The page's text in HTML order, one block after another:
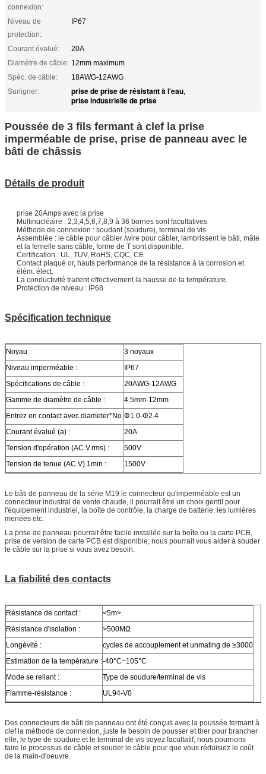
connexion:
Niveau de
protection:
IP67
Courant évalué:
20A
Diamètre de câble: 12mm maximum
Spéc. de câble:
18AWG-12AWG
Surligner:
prise de prise de résistant à l'eau,
prise industrielle de prise
Poussée de 3 fils fermant à clef la prise
imperméable de prise, prise de panneau avec le
bâti de châssis
Détails de produit
prise 20Amps avec la prise
Multinucléaire : 2,3,4,5,6,7,8,9 à 36 bornes sont facultatives
Méthode de connexion : soudant (soudure), terminal de vis
Assemblée : le câble pour câbler /wire pour câbler, lambrissent le bâti, mâle
et la femelle sans câble, forme de T sont disponible.
Certification : UL, TUV, RoHS, CQC, CE
Contact plaqué or, hauts performance de la résistance à la corrosion et
élém. élect.
La conductivité traitent effectivement la hausse de la température.
Protection de niveau : IP68
Spécification technique
Noyau :
3 noyaux
Niveau imperméable :
IP67
Spécifications de câble :
20AWG-12AWG
Gamme de diamètre de câble :
4.5mm-12mm
Entrez en contact avec diameter*No.Φ1.0-Φ2.4
Courant évalué (a) :
20A
Tension d'opération (AC.V.rms) :
500V
Tension de tenue (AC.V) 1min :
1500V
Le bâti de panneau de la série M19 le connecteur qu'imperméable est un
connecteur industral de vente chaude, il pourrait être un choix gentil pour
l'équipement industriel, la boîte de contrôle, la charge de batterie, les lumières
menées etc.
La prise de panneau pourrait être facile installée sur la boîte ou la carte PCB,
prise de version de carte PCB est disponible, nous pourrait vous aider à souder
le câble sur la prise si vous avez besoin.
La fiabilité des contacts
Résistance de contact :
<5m>
Résistance d'isolation :
>500MΩ
Longévité :
cycles de accouplement et unmating de ≥3000
Estimation de la température :-40°C~105°C
Mode se reliant :
Type de soudure/terminal de vis
Flamme-résistance :
UL94-V0
Des connecteurs de bâti de panneau ont été conçus avec la poussée fermant à
clef la méthode de connexion, juste le besoin de pousser et tirer pour brancher
elle, le type de soudure et le terminal de vis soyez facultatif, nous pourrions
faire le processus de câble et souder le câble pour que vous réduisiez le coût
de la main-d'oeuvre.